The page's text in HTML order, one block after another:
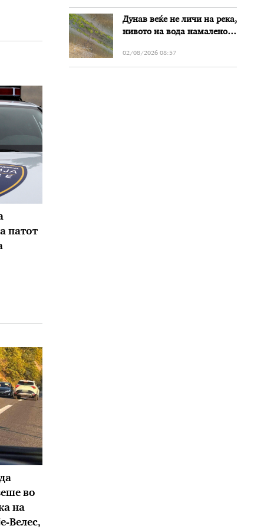
патот
во
на
Велес,
Дунав веќе не личи на река,
нивото на вода намалено
Бугарија
02/08/2026 08:57